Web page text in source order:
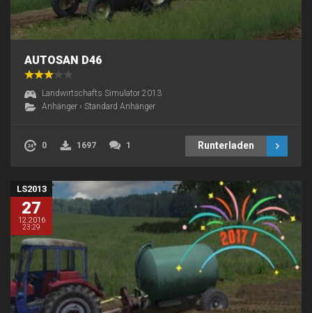
AUTOSAN D46
Landwirtschafts Simulator 2013
Anhänger › Standard Anhänger
0 1697 1 Runterladen
LS2013
27
12.2016
23:29